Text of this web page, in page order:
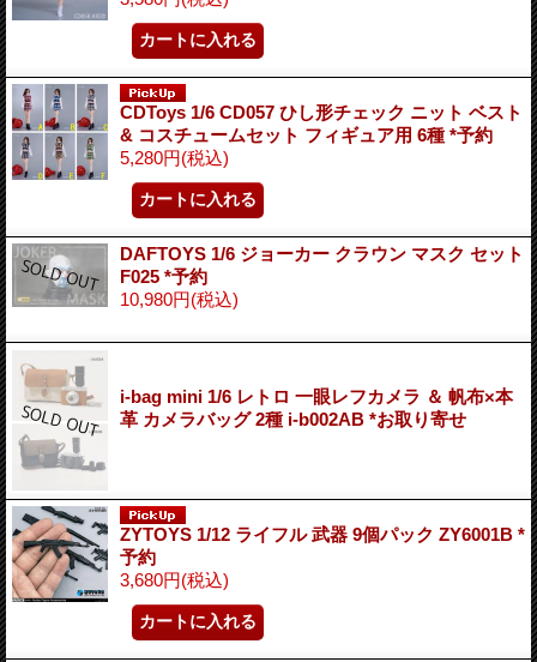
CDToys 1/6 CD057 ひし形チェック ニット ベスト
& コスチュームセット フィギュア用 6種 *予約
5,280円(税込)
DAFTOYS 1/6 ジョーカー クラウン マスク セット
F025 *予約
10,980円(税込)
i-bag mini 1/6 レトロ 一眼レフカメラ ＆ 帆布×本
革 カメラバッグ 2種 i-b002AB *お取り寄せ
ZYTOYS 1/12 ライフル 武器 9個パック ZY6001B *
予約
3,680円(税込)